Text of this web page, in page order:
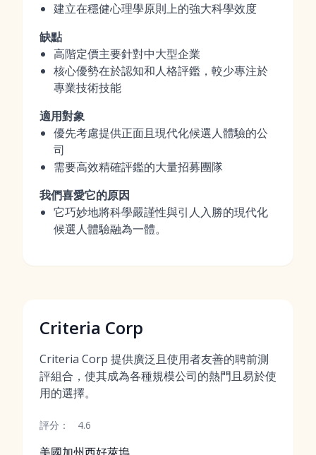
建立在穩健心理學原則上的強大科學效度
缺點
高階定價主要針對中大型企業
核心優勢在於認知和人格評鑑，較少專注於
專業技術技能
適用對象
優先考慮提供正面且現代化候選人體驗的公
司
需要高效精確評鑑的大量招募團隊
我們喜愛它的原因
它巧妙地將科學嚴謹性與引人入勝的現代化
候選人體驗融為一體。
Criteria Corp
Criteria Corp 提供廣泛且使用者友善的聘前測
評組合，使其成為各種規模公司的熱門且易於使
用的選擇。
評分： 4.6